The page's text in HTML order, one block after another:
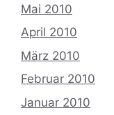
Mai 2010
April 2010
März 2010
Februar 2010
Januar 2010